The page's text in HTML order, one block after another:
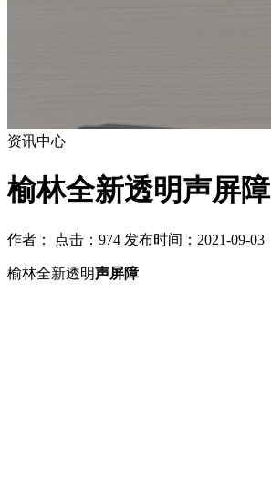
资讯中心
榆林全新透明声屏障
作者： 点击：974 发布时间：2021-09-03
榆林全新透明声屏障